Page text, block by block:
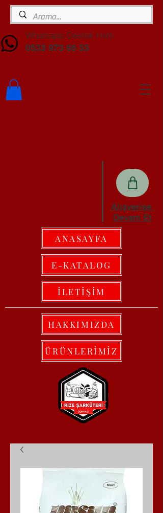
Alışverişe
Devam Et
Whatsapp Destek Hattı
0533 973 66 53
HAKKIMIZDA
ÜRÜNLERİMİZ
ANASAYFA
E-KATALOG
İLETİŞİM